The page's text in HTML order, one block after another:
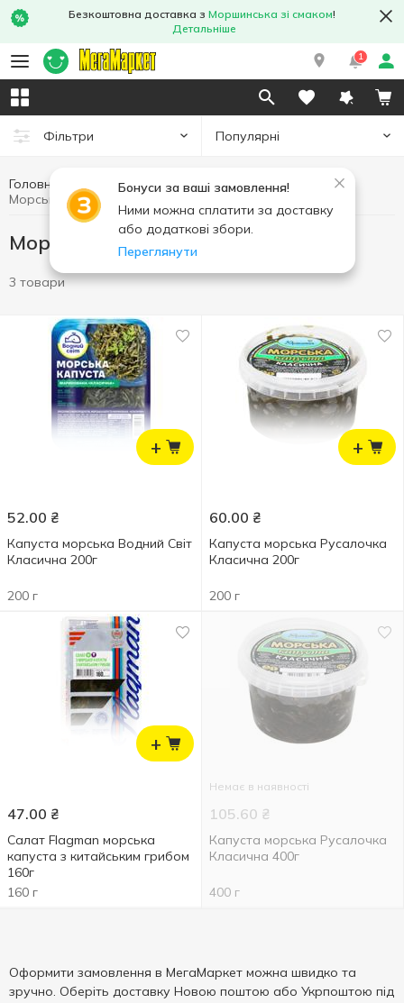
Безкоштовна доставка з Моршинська зі смаком!
Детальніше
1
Фільтри Популярні
Бонуси за ваші замовлення!
Ними можна сплатити за доставку
або додаткові збори.
Переглянути
Головна Риба та морепродукти
Морська капуста та водорості
3 товари
+
52.00 ₴
Капуста морська Водний Світ
Класична 200г
200 г
+
60.00 ₴
Капуста морська Русалочка
Класична 200г
200 г
+
47.00 ₴
Салат Flagman морська
капуста з китайським грибом
160г
160 г
Немає в наявності
105.60 ₴
Капуста морська Русалочка
Класична 400г
400 г
Оформити замовлення в МегаМаркет можна швидко та
зручно. Оберіть доставку Новою поштою або Укрпоштою під